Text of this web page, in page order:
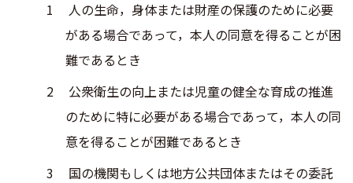
人の生命，身体または財産の保護のために必要
がある場合であって，本人の同意を得ることが困
難であるとき
公衆衛生の向上または児童の健全な育成の推進
のために特に必要がある場合であって，本人の同
意を得ることが困難であるとき
国の機関もしくは地方公共団体またはその委託